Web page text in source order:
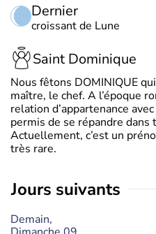
Dernier
croissant de Lune
Saint Dominique
Nous fêtons DOMINIQUE
maître, le chef. A l’époque
relation d’appartenance
permis de se répandre dans
Actuellement, c’est un
très rare.
jours suivants
Demain,